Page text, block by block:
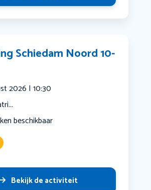
Schiedam Noord 10-
2026 | 10:30
beschikbaar
Bekijk de activiteit